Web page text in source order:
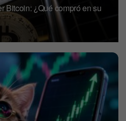
Bitcoin: ¿Qué compró en su